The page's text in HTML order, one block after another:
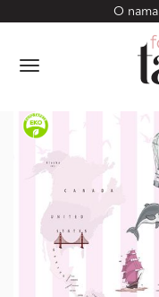
O nama